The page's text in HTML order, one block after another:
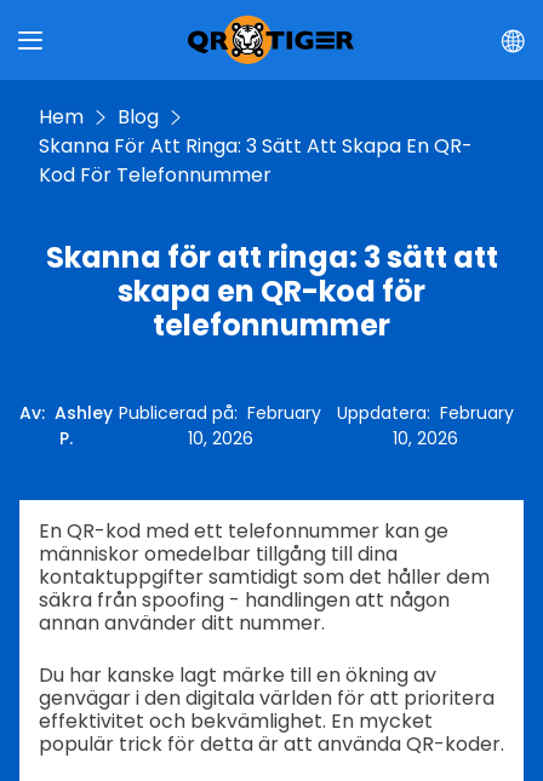
Hem
Blog
Skanna För Att Ringa: 3 Sätt Att Skapa En QR-
Kod För Telefonnummer
Skanna för att ringa: 3 sätt att
skapa en QR-kod för
telefonnummer
Av: Ashley
P.
Publicerad på:February
10, 2026
Uppdatera:February
10, 2026
En QR-kod med ett telefonnummer kan ge
människor omedelbar tillgång till dina
kontaktuppgifter samtidigt som det håller dem
säkra från spoofing - handlingen att någon
annan använder ditt nummer.
Du har kanske lagt märke till en ökning av
genvägar i den digitala världen för att prioritera
effektivitet och bekvämlighet. En mycket
populär trick för detta är att använda QR-koder.